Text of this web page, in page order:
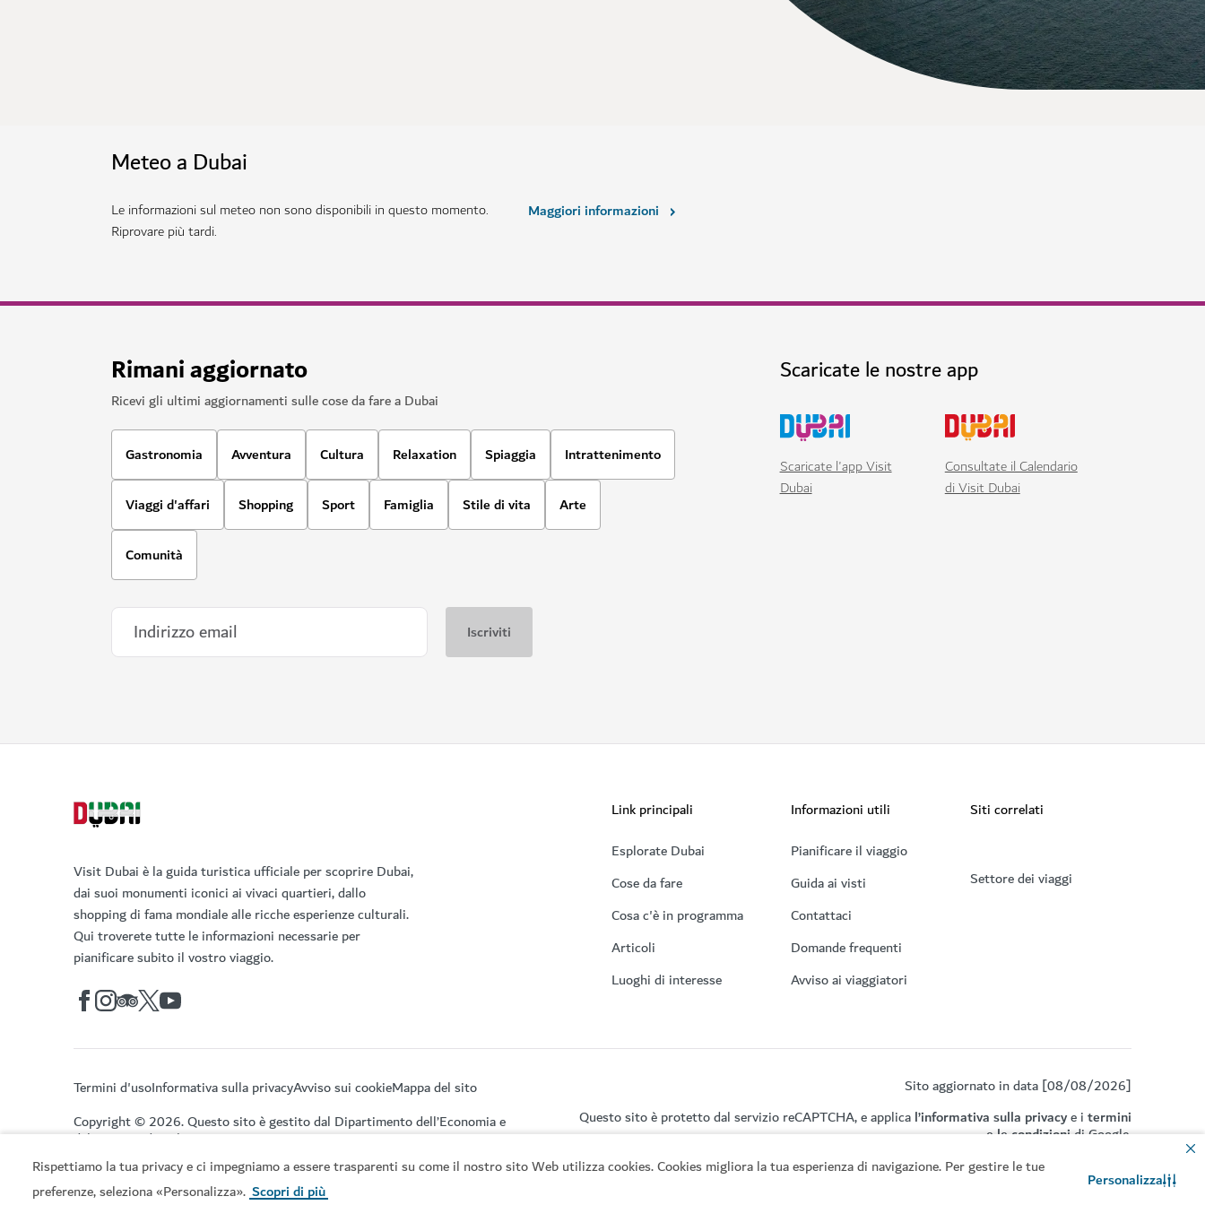
Rispettiamo la tua privacy e ci impegniamo a essere trasparenti su come il nostro sito Web utilizza cookies. Cookies migliora la tua esperienza di navigazione. Per gestire le tue
preferenze, seleziona «Personalizza». Scopri di più Personalizza
Meteo a Dubai
Le informazioni sul meteo non sono disponibili in questo momento.
Riprovare più tardi.
Maggiori informazioni
Rimani aggiornato
Ricevi gli ultimi aggiornamenti sulle cose da fare a Dubai
Gastronomia Avventura Cultura Relaxation Spiaggia Intrattenimento
Viaggi d'affari Shopping Sport Famiglia Stile di vita Arte
Comunità
Scaricate le nostre app
Scaricate l'app Visit
Dubai
Consultate il Calendario
di Visit Dubai
Visit Dubai è la guida turistica ufficiale per scoprire Dubai,
dai suoi monumenti iconici ai vivaci quartieri, dallo
shopping di fama mondiale alle ricche esperienze culturali.
Qui troverete tutte le informazioni necessarie per
pianificare subito il vostro viaggio.
Link principali
Esplorate Dubai
Cose da fare
Cosa c'è in programma
Articoli
Luoghi di interesse
Informazioni utili
Pianificare il viaggio
Guida ai visti
Contattaci
Domande frequenti
Avviso ai viaggiatori
Siti correlati
Settore dei viaggi
Termini d'usoInformativa sulla privacyAvviso sui cookieMappa del sito
Copyright © 2026. Questo sito è gestito dal Dipartimento dell’Economia e
del Turismo di Dubai.
Sito aggiornato in data [08/08/2026]
Questo sito è protetto dal servizio reCAPTCHA, e applical’informativa sulla privacye itermini
e le condizionidi Google.